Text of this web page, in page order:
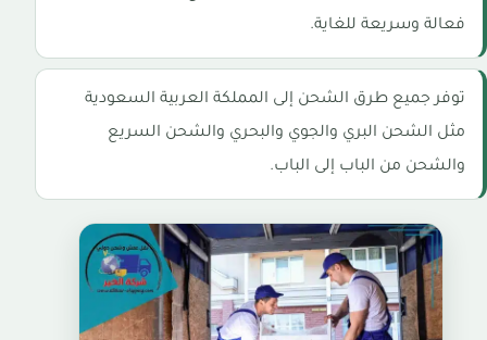
فعالة وسريعة للغاية.
توفر جميع طرق الشحن إلى المملكة العربية السعودية
مثل الشحن البري والجوي والبحري والشحن السريع
والشحن من الباب إلى الباب.